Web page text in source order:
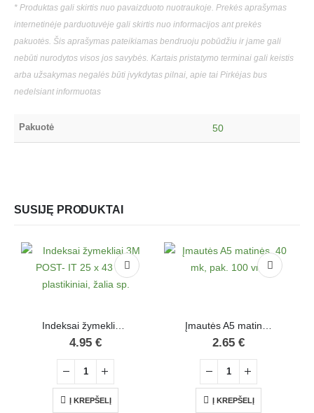
* Produktas gali skirtis nuo pavaizduoto nuotraukoje. Prekės aprašymas
internetinėje parduotuvėje gali skirtis nuo informacijos ant prekės
pakuotės. Šis aprašymas pateikiamas bendruoju pobūdžiu ir jame gali
nebūti nurodytos visos jos savybės. Kartais pristatymo terminai gali keistis
arba užsakymas negalės būti įvykdytas pilnai, apie tai Pirkėjas bus
nedelsiant informuotas
Pakuotė 50
SUSIJĘ PRODUKTAI
Indeksai žymekliai 3M POST- IT 25 x 43 mm, plastikiniai, žalia sp.
4.95 €
Į KREPŠELĮ
Įmautės A5 matinės, 40 mk, pak. 100 vnt.
2.65 €
Į KREPŠELĮ